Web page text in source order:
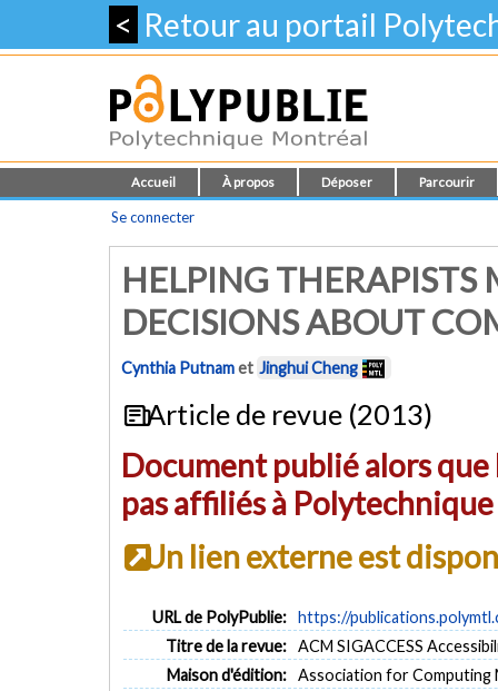
< Retour au portail
Accueil À propos Déposer Parcourir
Se connecter
HELPING
DECISIONS ABOUT
Cynthia Putnamet Jinghui Cheng
Article de revue (2013)
Document publié alors
pas affiliés à
Un lien externe est
URL de PolyPublie: https://
Titre de la revue: ACM SIGACCESS
Maison d'édition: Association for Computing